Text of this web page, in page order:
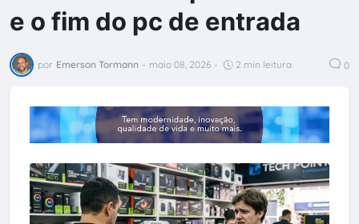
e o fim do pc de entrada
por Emerson Tormann - maio 08, 2026 - 2 min leitura 0